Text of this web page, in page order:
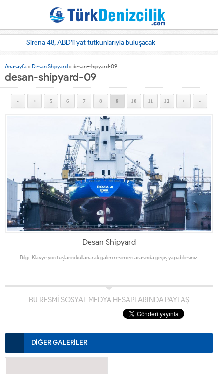
Sirena 48, ABD’li yat tutkunlarıyla buluşacak
Anasayfa »Desan Shipyard »desan-shipyard-09
desan-shipyard-09
« < 5 6 7 8 9 10 11 12 > »
Desan Shipyard
Bilgi: Klavye yön tuşlarını kullanarak galeri resimleri arasında geçiş yapabilirsiniz.
BU RESMİ SOSYAL MEDYA HESAPLARINDA PAYLAŞ
DİĞER GALERİLER